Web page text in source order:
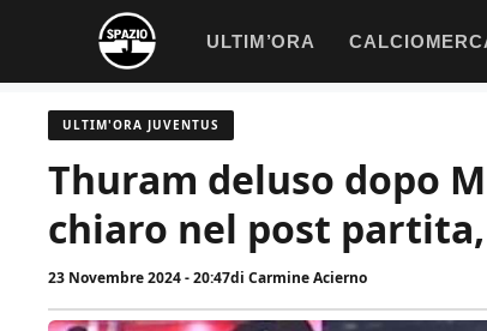
contenuto
ULTIM’ORA
ULTIM'ORA JUVENTUS
Thuram deluso dopo
chiaro nel post
23 Novembre 2024 - 20:47di Carmine Acierno